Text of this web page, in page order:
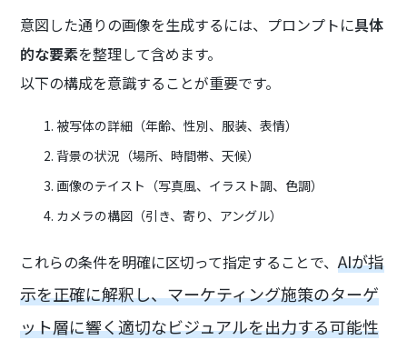
意図した通りの画像を生成するには、プロンプトに具体
的な要素を整理して含めます。
以下の構成を意識することが重要です。
被写体の詳細（年齢、性別、服装、表情）
背景の状況（場所、時間帯、天候）
画像のテイスト（写真風、イラスト調、色調）
カメラの構図（引き、寄り、アングル）
これらの条件を明確に区切って指定することで、AIが指
示を正確に解釈し、マーケティング施策のターゲ
ット層に響く適切なビジュアルを出力する可能性